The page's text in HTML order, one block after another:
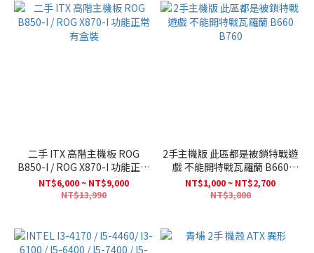
二手 ITX 高階主機板 ROG
B850-I / ROG X870-I 功能正常
有盒裝
NT$6,000 ~ NT$9,000
NT$13,990
2手主機版 此區都是被鎖特戰遊
戲 不能開特戰瓦羅蘭 B660
B760
NT$1,000 ~ NT$2,700
NT$3,800